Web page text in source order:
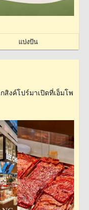
แบ่งปัน
สิงค์โปร์มาเปิดที่เอ็มโพ